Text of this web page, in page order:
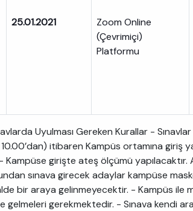
25.01.2021
Zoom Online
(Çevrimiçi)
Platformu
Uyulması Gereken Kurallar - Sınavlar
itibaren Kampüs ortamına giriş
Kampüse girişte ateş ölçümü
sınava girecek adaylar kampüse
bir araya gelinmeyecektir. - Kampüs ile
gelmeleri gerekmektedir. - Sınava kendi